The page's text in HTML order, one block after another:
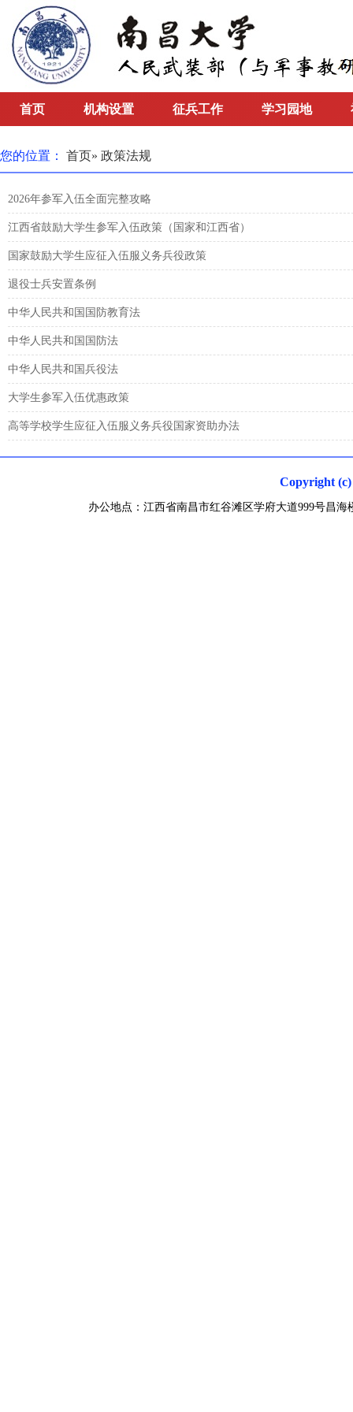
首页 机构设置 征兵工作 学习园地
您的位置： 首页» 政策法规
2026年参军入伍全面完整攻略
江西省鼓励大学生参军入伍政策（国家和江西省）
国家鼓励大学生应征入伍服义务兵役政策
退役士兵安置条例
中华人民共和国国防教育法
中华人民共和国国防法
中华人民共和国兵役法
大学生参军入伍优惠政策
高等学校学生应征入伍服义务兵役国家资助办法
Copyright
办公地点：江西省南昌市红谷滩区学府大道999号昌